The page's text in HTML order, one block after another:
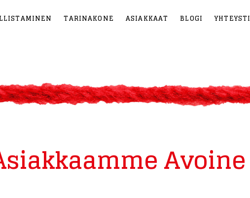
TARINAKONE ASIAKKAAT BLOGI
Avoine